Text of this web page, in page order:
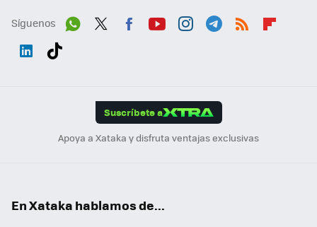
Síguenos
Suscríbete a
Apoya a Xataka y disfruta ventajas exclusivas
En Xataka hablamos de...